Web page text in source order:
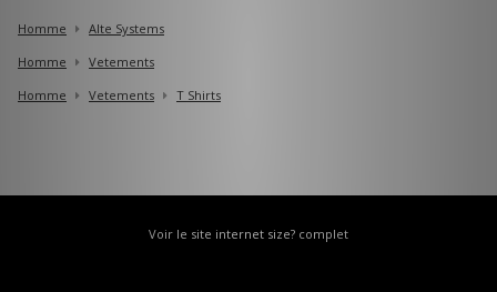
Homme
Alte Systems
Homme
Vetements
Homme
Vetements T Shirts
Voir le site internet size? complet